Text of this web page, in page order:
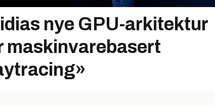
nye GPU-arkitektur
maskinvarebasert